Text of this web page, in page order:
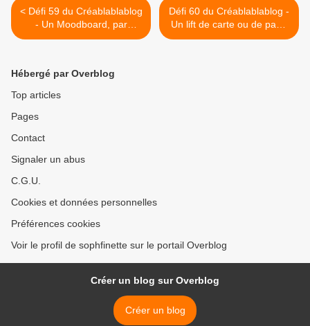
< Défi 59 du Créablablablog
- Un Moodboard, par
Scrapacrolles
Défi 60 du Créablablablog -
Un lift de carte ou de page
>
Hébergé par Overblog
Top articles
Pages
Contact
Signaler un abus
C.G.U.
Cookies et données personnelles
Préférences cookies
Voir le profil de sophfinette sur le portail Overblog
Créer un blog sur Overblog
Créer un blog